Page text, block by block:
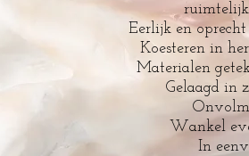
Eerlijk en oprecht
Koesteren in
Materialen
Gelaagd in
Wankel
In